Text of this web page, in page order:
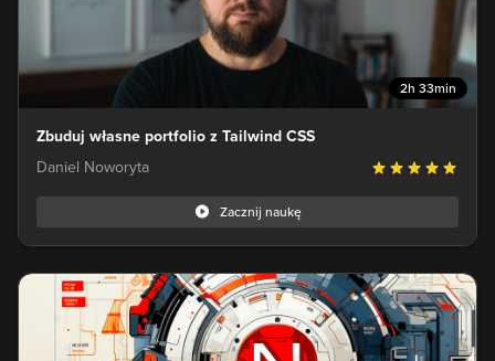
2h 33min
Zbuduj własne portfolio z Tailwind CSS
Daniel Noworyta
Zacznij naukę